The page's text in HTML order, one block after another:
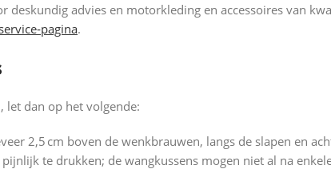
deskundig advies en motorkleding en accessoires van
.
let dan op het volgende:
2,5 cm boven de wenkbrauwen, langs de slapen en
te drukken; de wangkussens mogen niet al na